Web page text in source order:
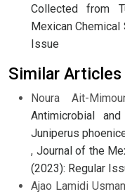
Collected from
Mexican
Issue
Similar Articles
Noura Ait-
Antimicrobial
Juniperus
, Journal of the
(2023): Regular
Ajao Lamidi